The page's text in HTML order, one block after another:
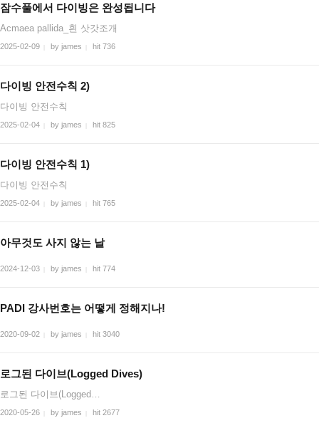
잠수풀에서 다이빙은 완성됩니다
Acmaea pallida_흰 삿갓조개
2025-02-09 by james hit 736
다이빙 안전수칙 2)
다이빙 안전수칙
2025-02-04 by james hit 825
다이빙 안전수칙 1)
다이빙 안전수칙
2025-02-04 by james hit 765
아무것도 사지 않는 날
2024-12-03 by james hit 774
PADI 강사번호는 어떻게 정해지나!
2020-09-02 by james hit 3040
로그된 다이브(Logged Dives)
로그된 다이브(Logged…
2020-05-26 by james hit 2677